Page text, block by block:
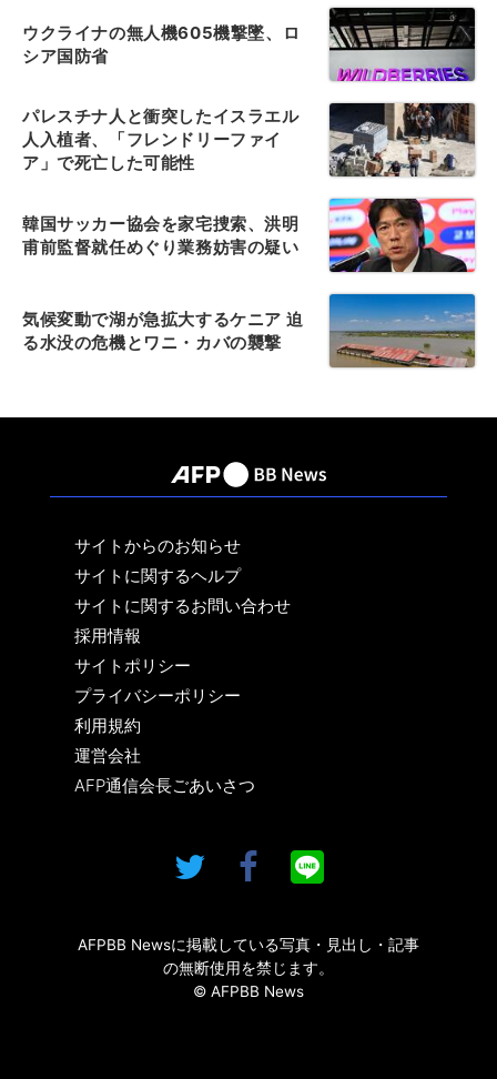
ウクライナの無人機605機撃墜、ロ
シア国防省
パレスチナ人と衝突したイスラエル
人入植者、「フレンドリーファイ
ア」で死亡した可能性
韓国サッカー協会を家宅捜索、洪明
甫前監督就任めぐり業務妨害の疑い
気候変動で湖が急拡大するケニア 迫
る水没の危機とワニ・カバの襲撃
サイトからのお知らせ
サイトに関するヘルプ
サイトに関するお問い合わせ
採用情報
サイトポリシー
プライバシーポリシー
利用規約
運営会社
AFP通信会長ごあいさつ
AFPBB Newsに掲載している写真・見出し・記事
の無断使用を禁じます。
© AFPBB News